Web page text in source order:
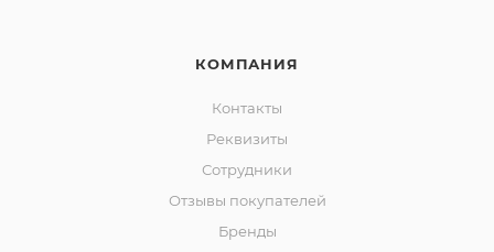
КОМПАНИЯ
Контакты
Реквизиты
Сотрудники
Отзывы покупателей
Бренды